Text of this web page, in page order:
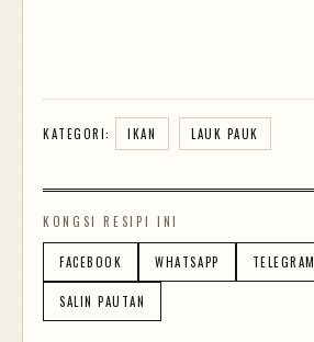
KATEGORI: IKAN LAUK PAUK
KONGSI RESIPI INI
FACEBOOK WHATSAPP TELEGRAM
SALIN PAUTAN